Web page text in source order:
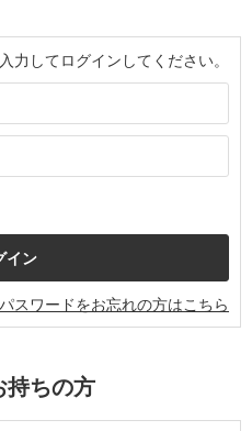
力してログインしてください。
パスワードをお忘れの方はこちら
持ちの方